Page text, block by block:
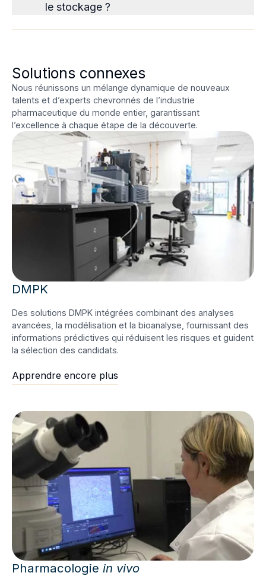
le stockage ?
Solutions connexes
Nous réunissons un mélange dynamique de nouveaux
talents et d’experts chevronnés de l’industrie
pharmaceutique du monde entier, garantissant
l’excellence à chaque étape de la découverte.
DMPK
Des solutions DMPK intégrées combinant des analyses
avancées, la modélisation et la bioanalyse, fournissant des
informations prédictives qui réduisent les risques et guident
la sélection des candidats.
Apprendre encore plus
Pharmacologie in vivo